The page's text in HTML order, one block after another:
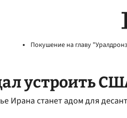
Покушение на главу
устроить
Ирана станет адом для